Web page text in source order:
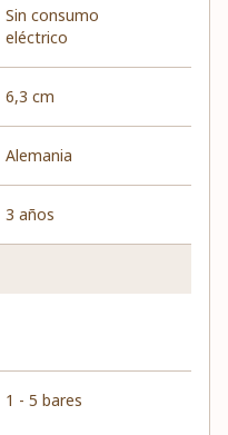
Sin consumo
eléctrico
6,3 cm
Alemania
3 años
1 - 5 bares